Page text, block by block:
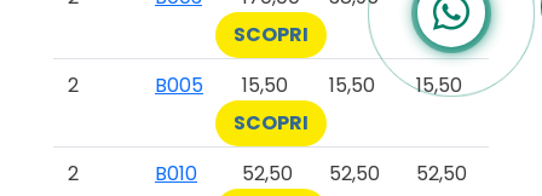
SCOPRI
2
B005 15,50 15,50
15,50
SCOPRI
2
B010 52,50 52,50
52,50